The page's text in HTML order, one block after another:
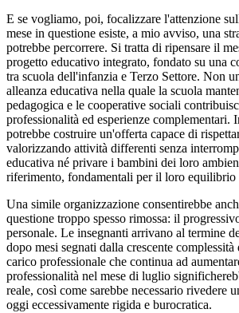
E se vogliamo, poi, focalizzare l'attenzione
mese in questione esiste, a mio avviso, una
potrebbe percorrere. Si tratta di ripensare il
progetto educativo integrato, fondato su una
tra scuola dell'infanzia e Terzo Settore. Non
alleanza educativa nella quale la scuola
pedagogica e le cooperative sociali
professionalità ed esperienze complementari.
potrebbe costruire un'offerta capace di
valorizzando attività differenti senza
educativa né privare i bambini dei loro
riferimento, fondamentali per il loro equilibrio
Una simile organizzazione consentirebbe
questione troppo spesso rimossa: il
personale. Le insegnanti arrivano al termine
dopo mesi segnati dalla crescente
carico professionale che continua ad
professionalità nel mese di luglio
reale, così come sarebbe necessario rivedere
oggi eccessivamente rigida e burocratica.